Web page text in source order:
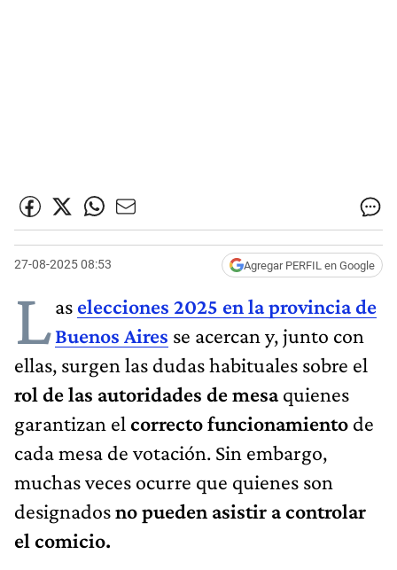
27-08-2025 08:53 Agregar PERFIL en Google
Las elecciones 2025 en la provincia de
Buenos Aires se acercan y, junto con
ellas, surgen las dudas habituales sobre el
rol de las autoridades de mesaquienes
garantizan el correcto funcionamiento de
cada mesa de votación. Sin embargo,
muchas veces ocurre que quienes son
designadosno pueden asistir a controlar
el comicio.